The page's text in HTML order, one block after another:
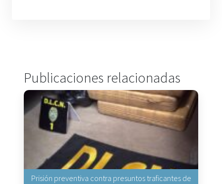
Publicaciones relacionadas
Prisión preventiva contra presuntos traficantes de